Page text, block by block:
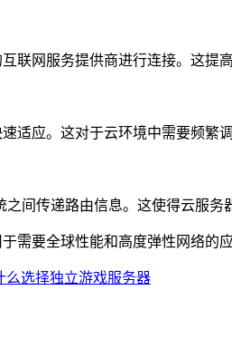
网服务提供商进行连接。这提
应。这对于云环境中需要频繁调
传递路由信息。这使得云服务
要全球性能和高度弹性网络的应
么选择独立游戏服务器